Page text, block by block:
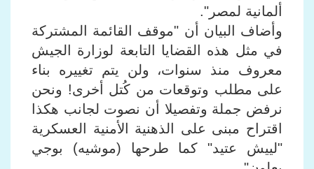
ألمانية لمصر".
وأضاف البيان أن "موقف القائمة المشتركة
في مثل هذه القضايا التابعة لوزارة الجيش
معروف منذ سنوات، ولن يتم تغييره بناء
على مطلب وتوقعات من كُتل أخرى! ونحن
نرفض جملة وتفصيلا أن نصوت لجانب هكذا
اقتراح مبنى على الذهنية الأمنية العسكرية
"لييش عتيد" كما طرحها (موشيه) بوجي